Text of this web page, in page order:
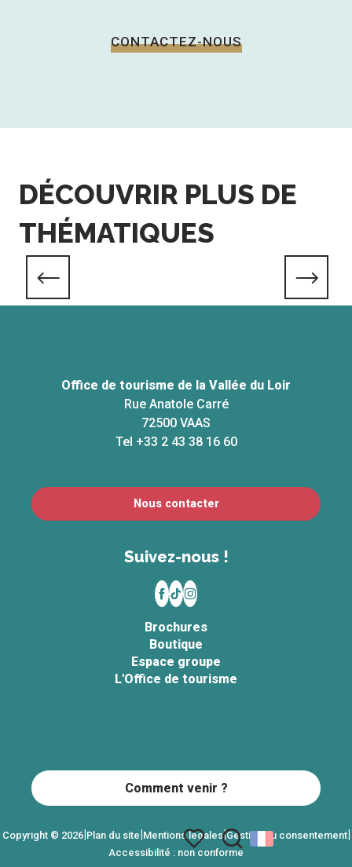
CONTACTEZ-NOUS
DÉCOUVRIR PLUS DE
THÉMATIQUES
Marais, prairies et zones humides
Office de tourisme de la Vallée du Loir
Rue Anatole Carré
72500 VAAS
Tel +33 2 43 38 16 60
Nous contacter
Suivez-nous !
Brochures
Boutique
Espace groupe
L'Office de tourisme
Copyright © 2026|Plan du site|Mentions légales|Gestion du consentement|
Accessibilité : non conforme
Comment venir ?